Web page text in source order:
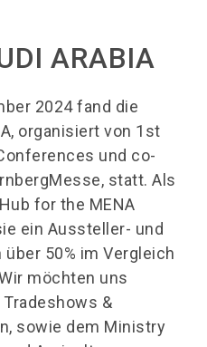
ARABIA
2024 fand die
organisiert von 1st
und co-
statt. Als
for the MENA
ein Aussteller- und
50% im Vergleich
möchten uns
&
sowie dem Ministry